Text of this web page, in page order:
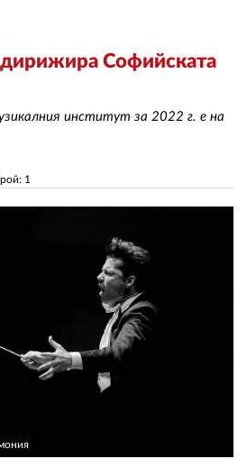
Софийската
институт за 2022 г. е на
1
ДРУГИ
ЗА НАС
АБОНАМЕНТ
УСЛОВИЯ ЗА ПОЛЗВАНЕ
ПОЛИТИКА ЗА БИСКВИТКИТЕ